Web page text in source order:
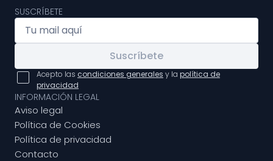
SUSCRÍBETE
Suscríbete
Acepto las condiciones generales y la política de
privacidad
INFORMACIÓN LEGAL
Aviso legal
Política de Cookies
Política de privacidad
Contacto